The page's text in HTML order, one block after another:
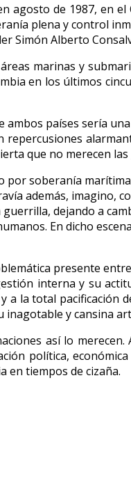
agosto de 1987, en
plena y control
Simón Alberto
marinas y
en los últimos
países sería
que no merecen
soberanía
además, imagino,
dejando a
En dicho
presente
interna y su
la total pacificación
y cansina
así lo
política,
en tiempos de cizaña.